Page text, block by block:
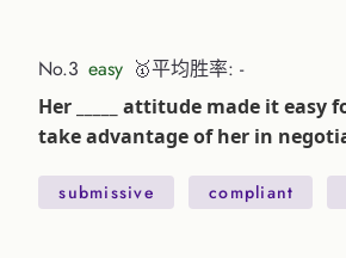
No.3 easy 🥇平均胜率: -
Her _____ attitude made it easy
take advantage of her in
submissive compliant